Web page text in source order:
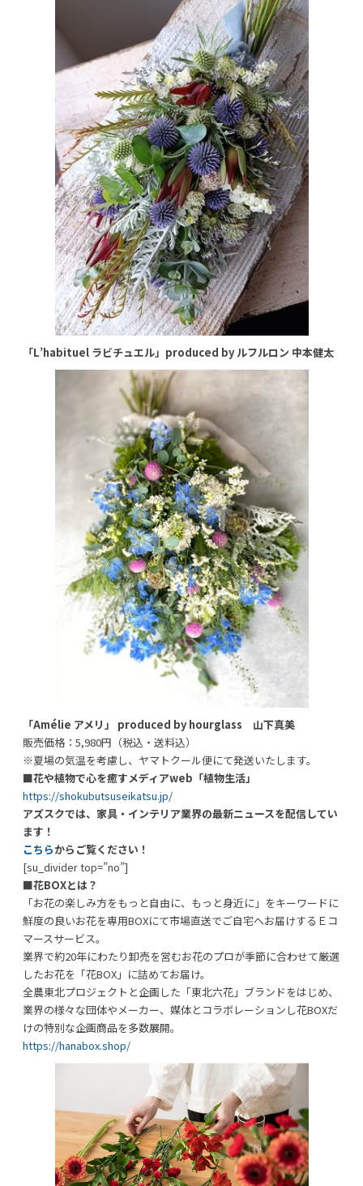
「L’habituel ラビチュエル」produced by ルフルロン 中本健太
「Amélie アメリ」 produced by hourglass 山下真美
販売価格：5,980円（税込・送料込）
※夏場の気温を考慮し、ヤマトクール便にて発送いたします。
■花や植物で心を癒すメディアweb「植物生活」
https://shokubutsuseikatsu.jp/
アズスクでは、家具・インテリア業界の最新ニュースを配信してい
ます！
こちらからご覧ください！
[su_divider top=”no”]
■花BOXとは？
「お花の楽しみ方をもっと自由に、もっと身近に」をキーワードに
鮮度の良いお花を専用BOXにて市場直送でご自宅へお届けするＥコ
マースサービス。
業界で約20年にわたり卸売を営むお花のプロが季節に合わせて厳選
したお花を「花BOX」に詰めてお届け。
全農東北プロジェクトと企画した「東北六花」ブランドをはじめ、
業界の様々な団体やメーカー、媒体とコラボレーションし花BOXだ
けの特別な企画商品を多数展開。
https://hanabox.shop/